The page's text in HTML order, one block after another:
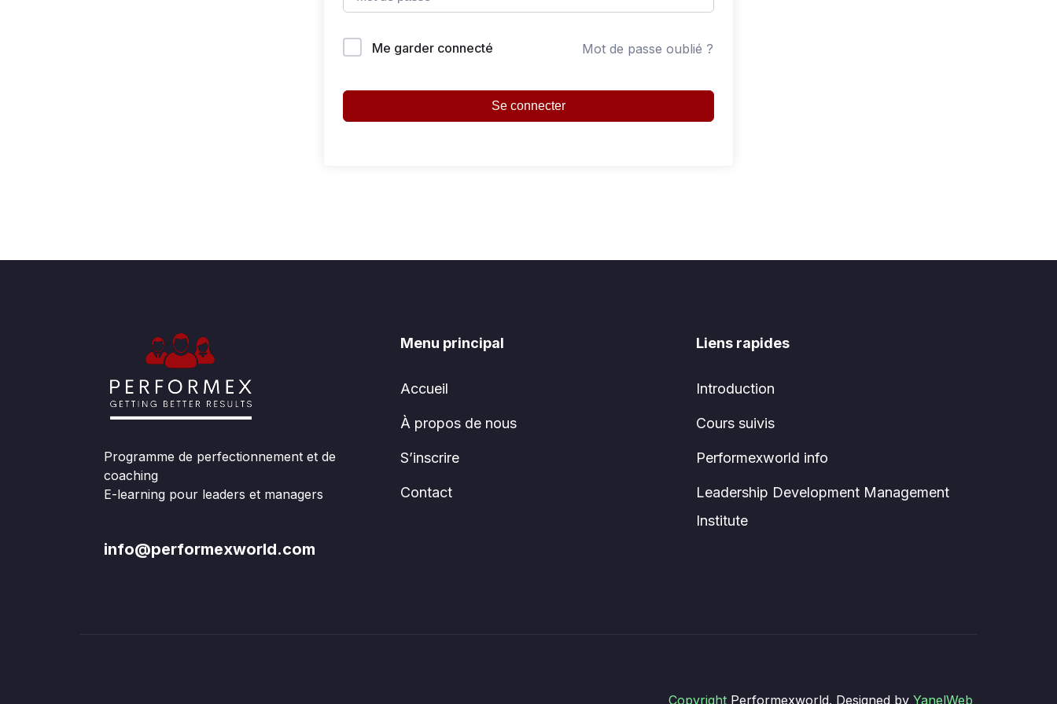
Me garder connecté Mot de passe oublié ?
Se connecter
Programme de perfectionnement et de
coaching
E-learning pour leaders et managers
info@performexworld.com
Menu principal
Accueil
À propos de nous
S’inscrire
Contact
Liens rapides
Introduction
Cours suivis
Performexworld info
Leadership Development Management
Institute
Copyright Performexworld. Designed by YanelWeb